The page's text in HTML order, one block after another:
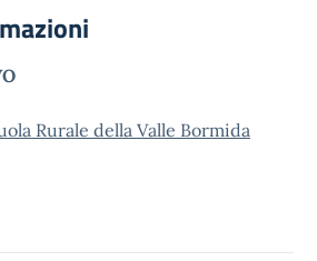
Rurale della Valle Bormida